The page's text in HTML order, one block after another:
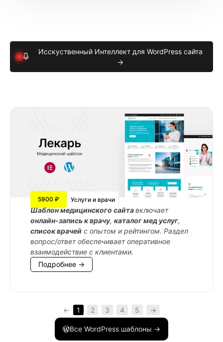
Исскуственный Интеллект для WordPress сайта
→
5900 ₽ Услуги и врачи
Шаблон медицинского сайтавключает
онлайн-запись к врачу, каталог мед услуг,
список врачей с опытом и рейтингом. Раздел
вопрос/ответ обеспечивает оперативное
взаимодействие с клиентами.
Подробнее →
← 1 2 3 4 5 →
Все WordPress шаблоны →